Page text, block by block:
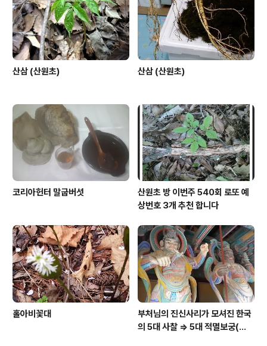
산삼 (산원초) 산삼 (산원초)
코리아헌터 말굽버섯
산원초 방 이번주 540회 로또 예
상번호 3개 추천 합니다
홀아비꽃대
부처님의 진신사리가 모셔진 한국
의 5대 사찰 => 5대 적멸보궁(寂